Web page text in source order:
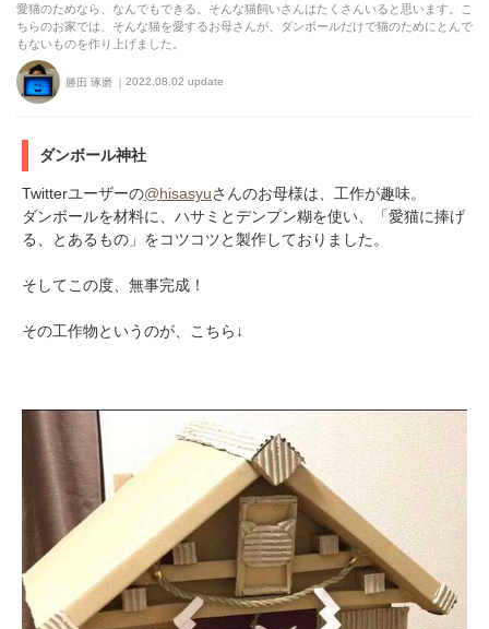
愛猫のためなら、なんでもできる。そんな猫飼いさんはたくさんいると思います。こ
ちらのお家では、そんな猫を愛するお母さんが、ダンボールだけで猫のためにとんで
もないものを作り上げました。
勝田 琢磨 2022.08.02 update
ダンボール神社
Twitterユーザーの@hisasyuさんのお母様は、工作が趣味。
ダンボールを材料に、ハサミとデンプン糊を使い、「愛猫に捧げ
る、とあるもの」をコツコツと製作しておりました。
そしてこの度、無事完成！
その工作物というのが、こちら↓